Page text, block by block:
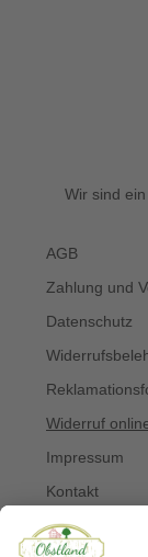
Wir sind ein
AGB
Zahlung und
Datenschutz
Widerruf
Impressum
Kontakt
Über uns